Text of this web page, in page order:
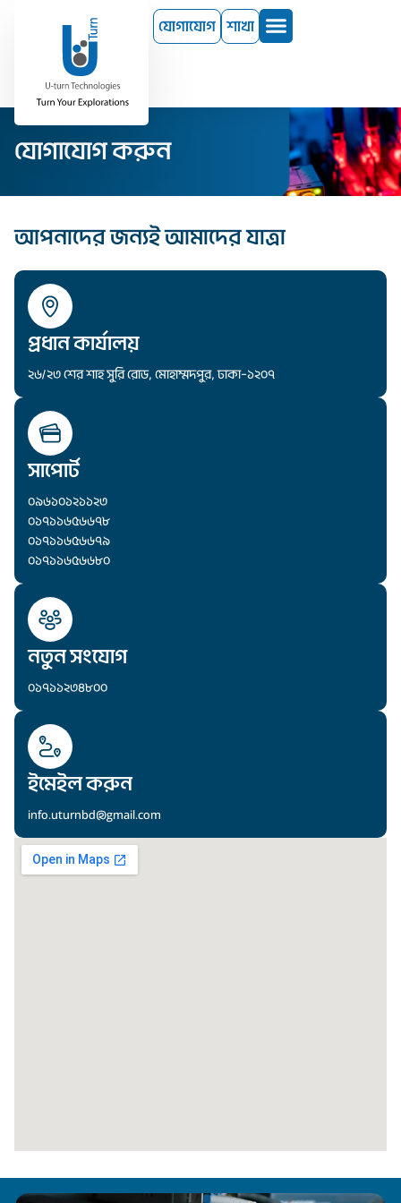
যোগাযোগ শাখা
যোগাযোগ করুন
আপনাদের জন্যই আমাদের যাত্রা
প্রধান কার্যালয়
২৬/২৩ শের শাহ সুরি রোড, মোহাম্মদপুর, ঢাকা–১২০৭
সাপোর্ট
০৯৬১০১২১১২৩
০১৭১১৬৫৬৬৭৮
০১৭১১৬৫৬৬৭৯
০১৭১১৬৫৬৬৮০
নতুন সংযোগ
০১৭১১২৩৪৮০০
ইমেইল করুন
info.uturnbd@gmail.com